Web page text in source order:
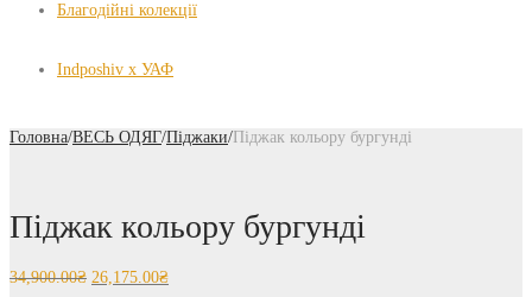
Благодійні колекції
Indposhiv x УАФ
Головна/ВЕСЬ ОДЯГ/Піджаки/ Піджак кольору бургунді
Піджак кольору бургунді
34,900.00₴ 26,175.00₴